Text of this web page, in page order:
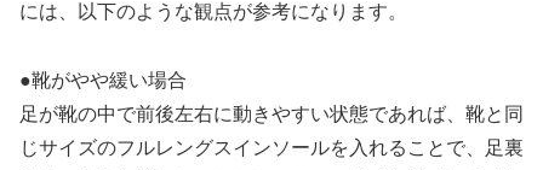
には、以下のような観点が参考になります。
●靴がやや緩い場合
足が靴の中で前後左右に動きやすい状態であれば、靴と同
じサイズのフルレングスインソールを入れることで、足裏